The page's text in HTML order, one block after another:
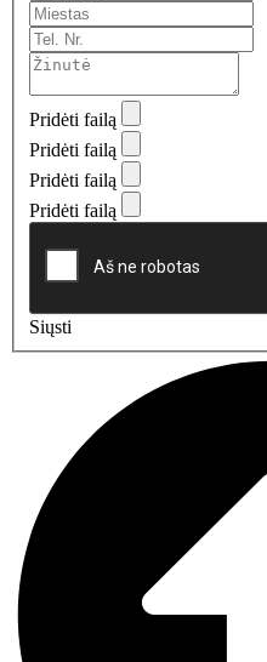
Pridėti failą
Pridėti failą
Pridėti failą
Pridėti failą
Siųsti